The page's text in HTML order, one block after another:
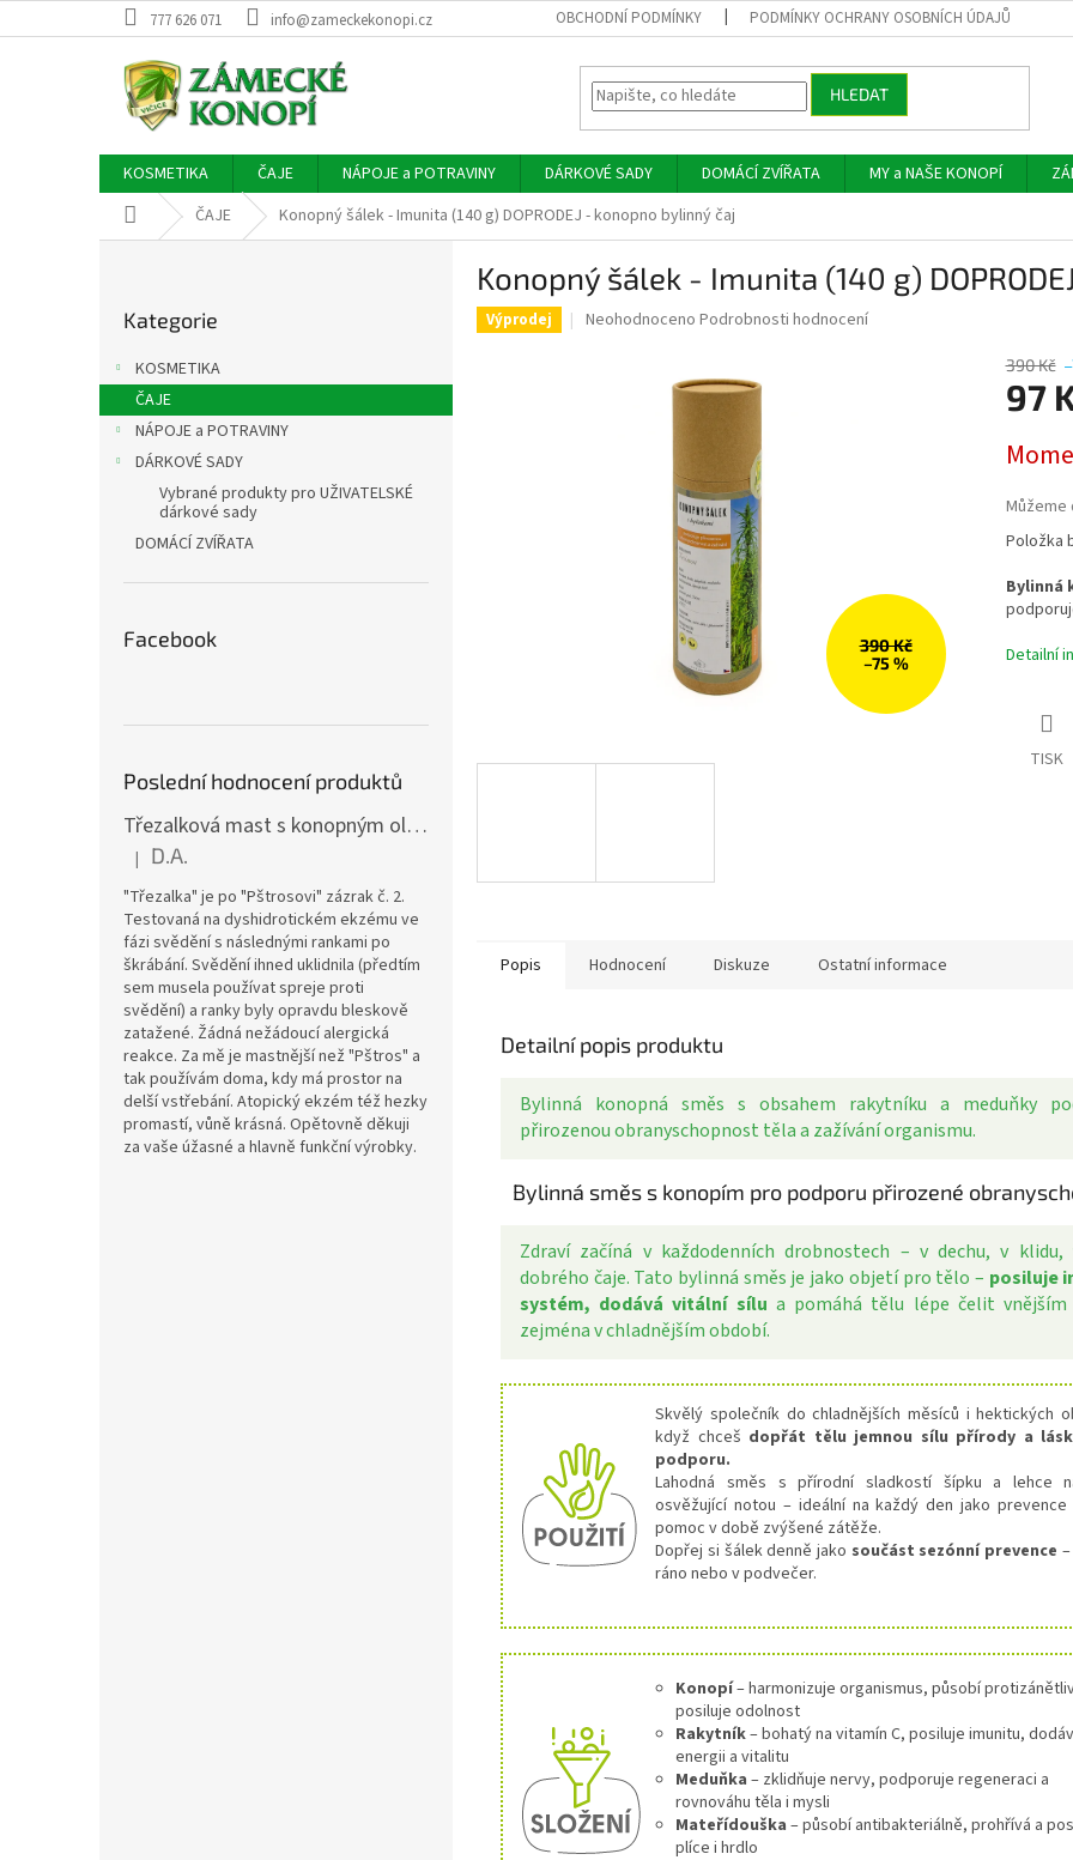
na
777 626 071 info@zameckekonopi.cz OBCHODNÍ PODMÍNKY PODMÍNKY OCHRANY OSOBNÍCH ÚDAJŮ
HLEDAT
KOSMETIKA ČAJE NÁPOJE a POTRAVINY DÁRKOVÉ SADY DOMÁCÍ ZVÍŘATA MY a NAŠE KONOPÍ
Domů ČAJE Konopný šálek - Imunita (140 g) DOPRODEJ - konopno bylinný čaj
a
n
kategorie
Kategorie
KOSMETIKA
ČAJE
NÁPOJE a POTRAVINY
DÁRKOVÉ SADY
Vybrané produkty pro UŽIVATELSKÉ
dárkové sady
DOMÁCÍ ZVÍŘATA
Facebook
Poslední hodnocení produktů
Třezalková mast s konopným olejem a vitamínem E (15 ml)
Hodnocení produktu je 5 z 5 hvězdiček.
| D.A.
"Třezalka" je po "Pštrosovi" zázrak č. 2.
Testovaná na dyshidrotickém ekzému ve
fázi svědění s následnými rankami po
škrábání. Svědění ihned uklidnila (předtím
sem musela používat spreje proti
svědění) a ranky byly opravdu bleskově
zatažené. Žádná nežádoucí alergická
reakce. Za mě je mastnější než "Pštros" a
tak používám doma, kdy má prostor na
delší vstřebání. Atopický ekzém též hezky
promastí, vůně krásná. Opětovně děkuji
za vaše úžasné a hlavně funkční výrobky.
Konopný šálek - Imunita (140 g)
Výprodej
Průměrné
Neohodnoceno Podrobnosti hodnocení
390 Kč
–75 %
390 Kč
97
cena:
Můžeme
Položka
Bylinná
Detailní
TISK
Popis Hodnocení Diskuze Ostatní informace
Detailní popis produktu
Bylinná konopná směs s obsahem rakytníku a meduňky
přirozenou obranyschopnost těla a zažívání organismu.
Bylinná směs s konopím pro podporu přirozené
Zdraví začíná v každodenních drobnostech – v dechu, v klidu,
dobrého čaje. Tato bylinná směs je jako objetí pro tělo – posiluje
systém, dodává vitální sílu a pomáhá tělu lépe čelit vnějším
zejména v chladnějším období.
Skvělý společník do chladnějších měsíců i hektických
když chceš dopřát tělu jemnou sílu přírody a
podporu.
Lahodná směs s přírodní sladkostí šípku a lehce
osvěžující notou – ideální na každý den jako prevence
pomoc v době zvýšené zátěže.
Dopřej si šálek denně jako součást sezónní prevence
ráno nebo v podvečer.
Konopí– harmonizuje organismus, působí
posiluje odolnost
Rakytník– bohatý na vitamín C, posiluje imunitu,
energii a vitalitu
Meduňka – zklidňuje nervy, podporuje regeneraci a
rovnováhu těla i mysli
Mateřídouška – působí antibakteriálně, prohřívá a
plíce i hrdlo